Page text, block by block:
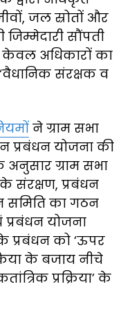
जल स्रोतों और
सौंपती
केवल अधिकारों का
संरक्षक व
ने ग्राम सभा
प्रबंधन योजना की
अनुसार ग्राम सभा
संरक्षण, प्रबंधन
समिति का गठन
योजना
प्रबंधन को ‘ऊपर
के बजाय नीचे
प्रक्रिया’ के